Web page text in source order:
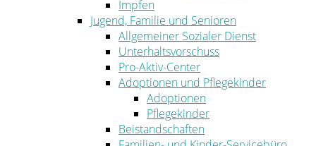
Impfen
Jugend, Familie und Senioren
Allgemeiner Sozialer Dienst
Unterhaltsvorschuss
Pro-Aktiv-Center
Adoptionen und Pflegekinder
Adoptionen
Pflegekinder
Beistandschaften